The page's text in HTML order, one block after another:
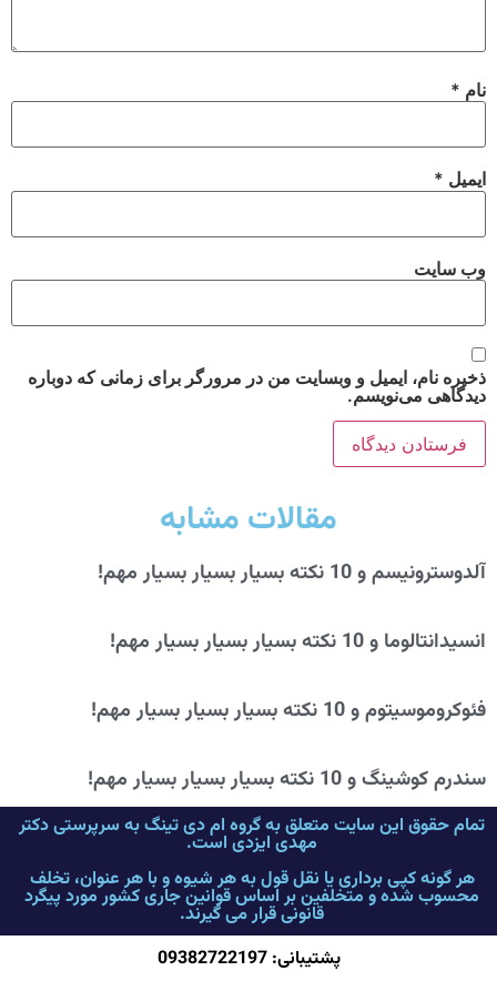
نام *
ایمیل *
وب‌ سایت
ذخیره نام، ایمیل و وبسایت من در مرورگر برای زمانی که دوباره
دیدگاهی می‌نویسم.
مقالات مشابه
آلدوسترونیسم و 10 نکته بسیار بسیار بسیار مهم!
انسیدانتالوما و 10 نکته بسیار بسیار بسیار مهم!
فئوکروموسیتوم و 10 نکته بسیار بسیار بسیار مهم!
سندرم کوشینگ و 10 نکته بسیار بسیار بسیار مهم!
تمام حقوق این سایت متعلق به گروه ام دی تینگ به سرپرستی دکتر
مهدی ایزدی است.
هر گونه کپی برداری یا نقل قول به هر شیوه و با هر عنوان، تخلف
محسوب شده و متخلفین بر اساس قوانین جاری کشور مورد پیگرد
قانونی قرار می گیرند.
پشتیبانی: 09382722197